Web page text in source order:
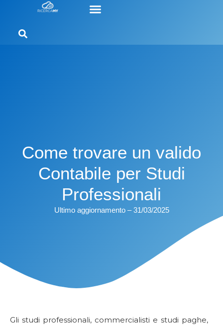
Come trovare un valido
Contabile per Studi
Professionali
Ultimo aggiornamento – 31/03/2025
Gli studi professionali, commercialisti e studi paghe,